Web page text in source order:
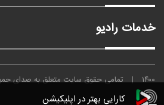
خدمات رادیو
۱۴۰۰ تمامی حقوق سایت متعلق بهصدای
کارایی بهتر در اپلیکیشن